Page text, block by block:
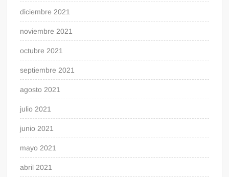
diciembre 2021
noviembre 2021
octubre 2021
septiembre 2021
agosto 2021
julio 2021
junio 2021
mayo 2021
abril 2021